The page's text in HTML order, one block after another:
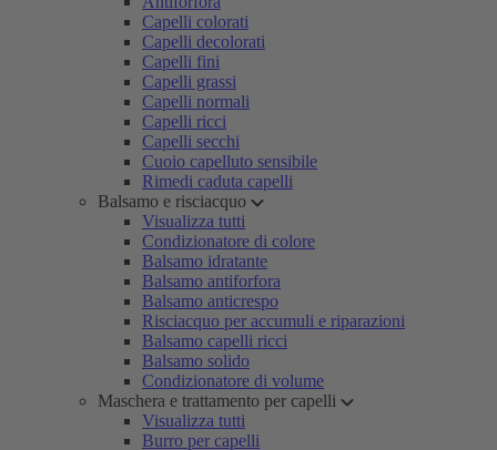
Capelli colorati
Capelli decolorati
Capelli fini
Capelli grassi
Capelli normali
Capelli ricci
Capelli secchi
Cuoio capelluto sensibile
Rimedi caduta capelli
Balsamo e risciacquo
Visualizza tutti
Condizionatore di colore
Balsamo idratante
Balsamo antiforfora
Balsamo anticrespo
Risciacquo per accumuli e riparazioni
Balsamo capelli ricci
Balsamo solido
Condizionatore di volume
Maschera e trattamento per capelli
Visualizza tutti
Burro per capelli